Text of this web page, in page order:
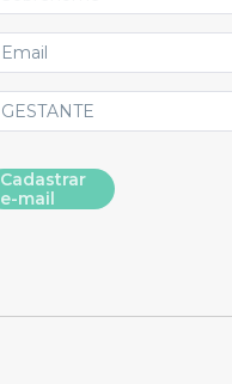
Cadastrar
e-mail